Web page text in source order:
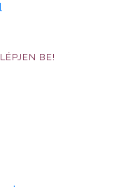
LÉPJEN BE!